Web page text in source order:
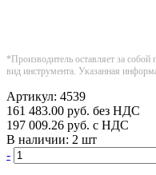
*Производитель оставляет за
вид инструмента. Указанная
Артикул: 4539
161 483.00 руб. без НДС
197 009.26 руб. с НДС
В наличии: 2 шт
-